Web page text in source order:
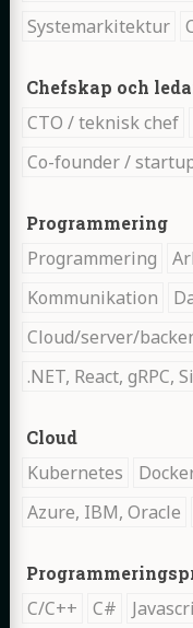
Systemarkitektur
Chefskap och
CTO / teknisk chef
Co-founder /
Programmering
Programmering
Kommunikation
Cloud/server/
.NET, React, gRPC,
CloudNyckelord:
Kubernetes
Azure, IBM, Oracle
C/C++
C#